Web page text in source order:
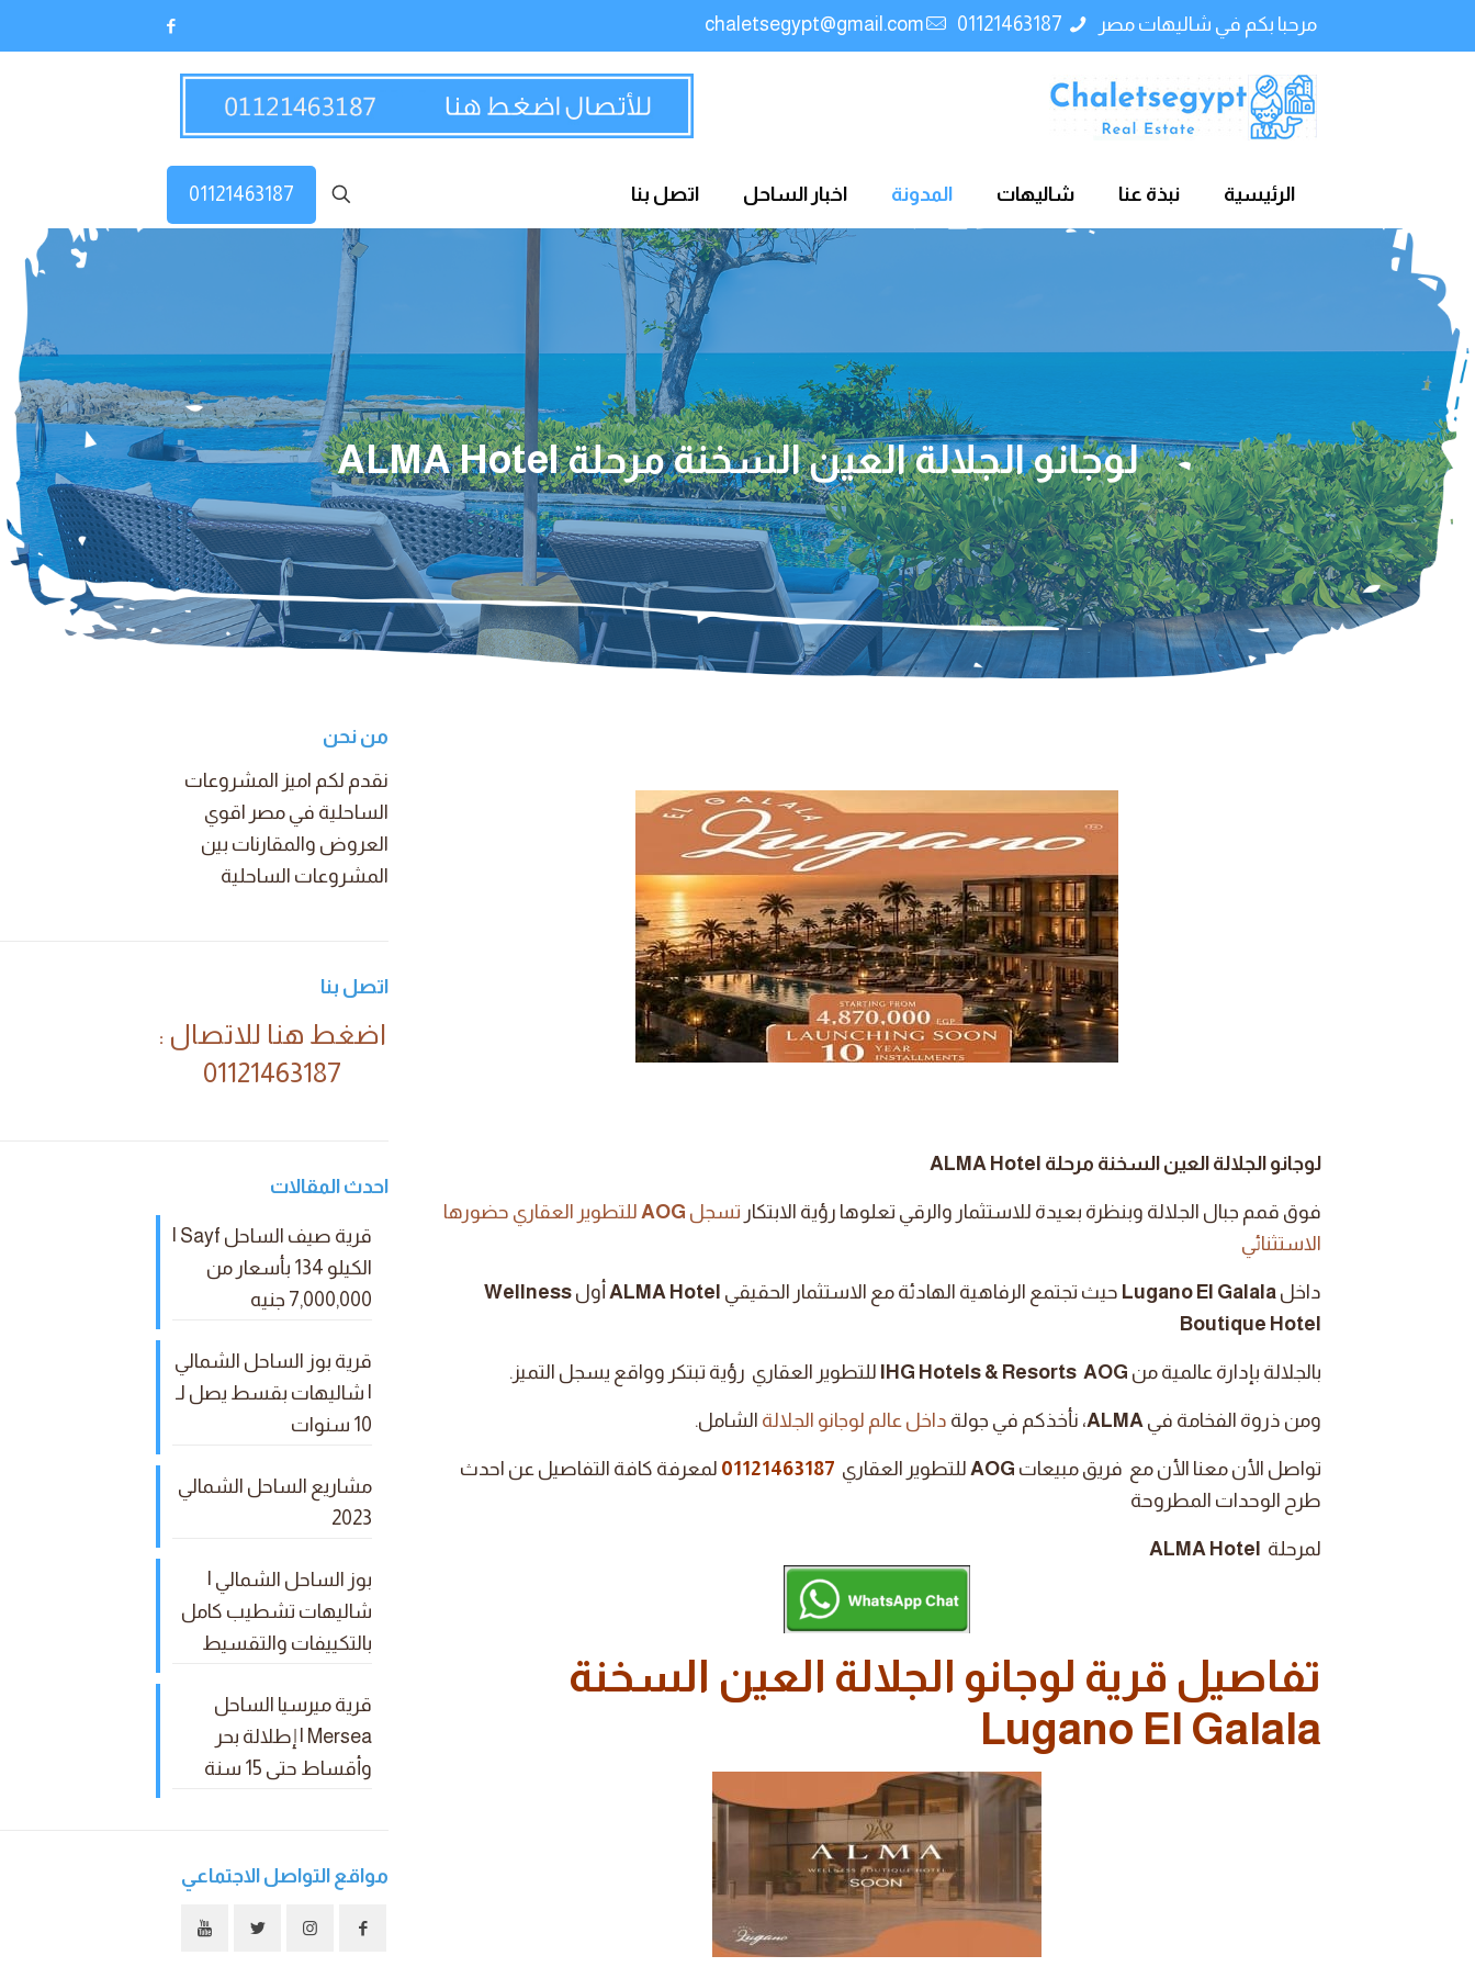
مرحبا بكم في شاليهات مصر chaletsegypt@gmail.com
الرئيسية نبذة عنا شاليهات المدونة اخبار الساحل اتصل بنا 01121463187
لوجانو الجلالة العين السخنة مرحلة ALMA Hotel
لوجانو الجلالة العين السخنة مرحلة ALMA Hotel
فوق قمم جبال الجلالة وبنظرة بعيدة للاستثمار والرقي تعلوها رؤية الابتكار تسجل AOG للتطوير العقاري حضورها
الاستثنائي
داخلLugano El Galala حيث تجتمع الرفاهية الهادئة مع الاستثمار الحقيقي ALMA Hotel أولWellness
Boutique Hotel
بالجلالة بإدارة عالمية من IHG Hotels & Resorts AOG للتطوير العقاري رؤية تبتكر وواقع يسجل التميز.
ومن ذروة الفخامة فيALMA، نأخذكم في جولة داخل عالم لوجانو الجلالة الشامل.
تواصل الأن معنا الأن مع فريق مبيعات AOG للتطوير العقاري 01121463187 لمعرفة كافة التفاصيل عن احدث
طرح الوحدات المطروحة
لمرحلة ALMA Hotel
تفاصيل قرية لوجانو الجلالة العين السخنة
Lugano El Galala
من نحن
نقدم لكم اميز المشروعات
الساحلية في مصر اقوي
العروض والمقارنات بين
المشروعات الساحلية
اتصل بنا
اضغط هنا للاتصال :
01121463187
احدث المقالات
قرية صيف الساحل Sayf |
الكيلو 134 بأسعار من
7,000,000 جنيه
قرية بوز الساحل الشمالي
| شاليهات بقسط يصل لـ
10 سنوات
مشاريع الساحل الشمالي
2023
بوز الساحل الشمالي |
شاليهات تشطيب كامل
بالتكييفات والتقسيط
قرية ميرسيا الساحل
Mersea | إطلالة بحر
وأقساط حتى 15 سنة
مواقع التواصل الاجتماعي